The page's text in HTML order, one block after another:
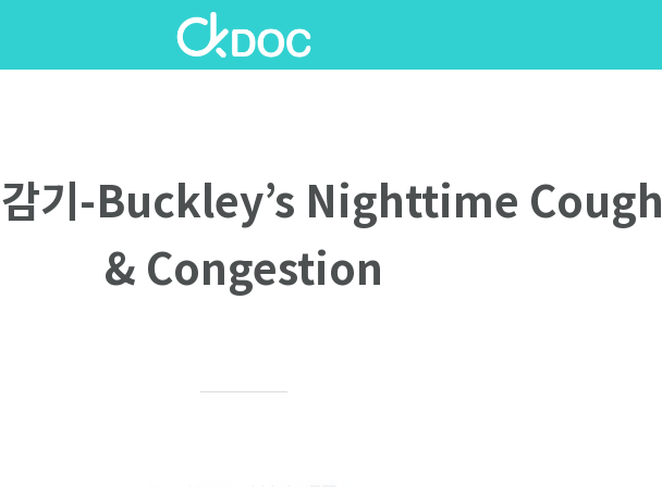
감기-Buckley’s Nighttime Cough
& Congestion